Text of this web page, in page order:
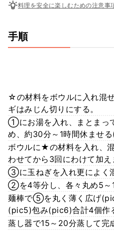
料理を安全に楽しむための注意事
手順
☆の材料をボウルに入れ混
ギはみじん切りにする。
①にお湯を入れ、まとまっ
め、約30分～1時間休ませる
ボウルに★の材料を入れ、
わせてから3回にわけて加え
③に玉ねぎを入れ更によく
②を4等分し、各々丸め5～
麺棒で⑤を丸く薄く広げ
(pic5)包み(pic6)合計4個作
蒸し器で15～20分蒸して完